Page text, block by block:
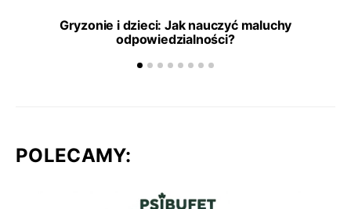
Gryzonie i dzieci: Jak nauczyć maluchy
odpowiedzialności?
POLECAMY: